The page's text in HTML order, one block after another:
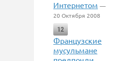
Интернетом —
20 Октября 2008
12
Французские
мусульмане